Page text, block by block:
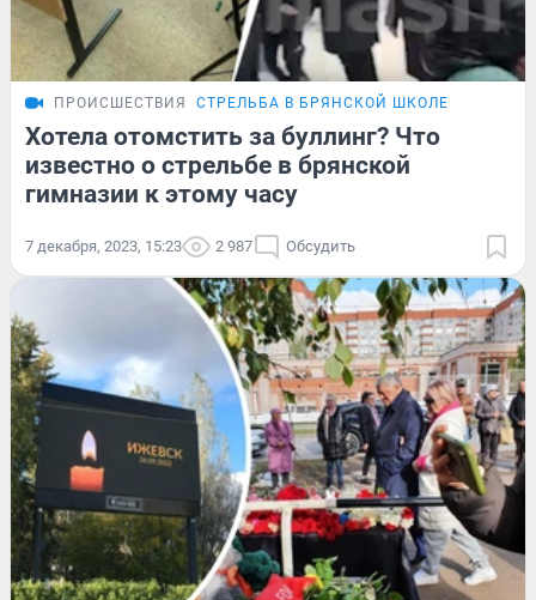
ПРОИСШЕСТВИЯ СТРЕЛЬБА В БРЯНСКОЙ ШКОЛЕ
Хотела отомстить за буллинг? Что
известно о стрельбе в брянской
гимназии к этому часу
7 декабря, 2023, 15:23 2 987 Обсудить